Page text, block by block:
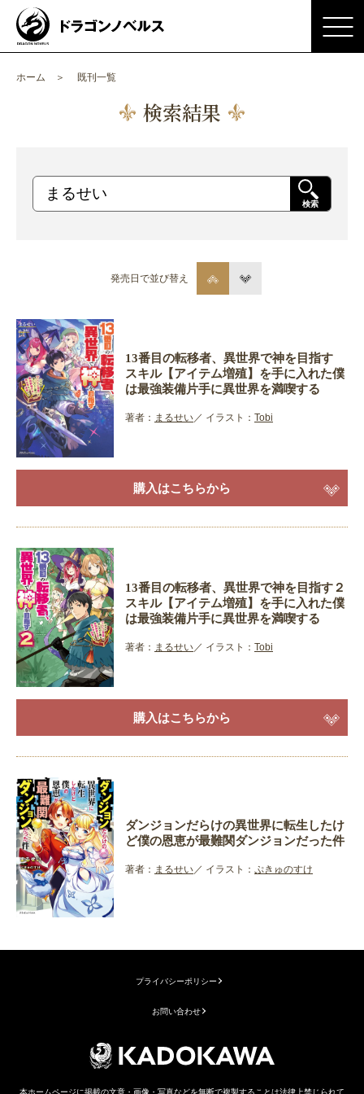
ホーム 既刊一覧
検索結果
検索
発売日で並び替え
13番目の転移者、異世界で神を目指す
スキル【アイテム増殖】を手に入れた僕
は最強装備片手に異世界を満喫する
著者： まるせい イラスト： Tobi
購入はこちらから
13番目の転移者、異世界で神を目指す２
スキル【アイテム増殖】を手に入れた僕
は最強装備片手に異世界を満喫する
著者： まるせい イラスト： Tobi
購入はこちらから
ダンジョンだらけの異世界に転生したけ
ど僕の恩恵が最難関ダンジョンだった件
著者： まるせい イラスト： ぷきゅのすけ
プライバシーポリシー
お問い合わせ
本ホームページに掲載の文章・画像・写真などを無断で複製することは法律上禁じられて